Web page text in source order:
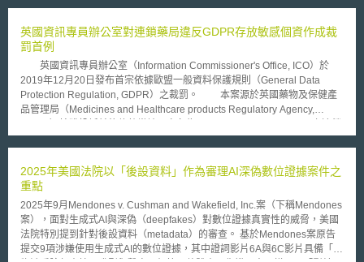
英國資訊專員辦公室對連鎖藥局違反GDPR存放敏感個資作成裁
罰首例
英國資訊專員辦公室（Information Commissioner's Office, ICO）於
2019年12月20日發布首宗依據歐盟一般資料保護規則（General Data
Protection Regulation, GDPR）之裁罰。 本案源於英國藥物及保健產
品管理局（Medicines and Healthcare products Regulatory Agency,
藥局進行藥品違規調查，卻意外發現其後院存放大量敏感個資文件，約五十
日期、NHS號碼、醫療資料及處方籤等患者之個人資料，旋即通報英國資訊
專員辦公室展開調查。最終英國資訊專員辦公室以該藥局違反歐盟一般資料
保護規則（General Data Protection Regulation, GDPR）第5條1項第f款、
第24條第1項及第32條，裁罰275,000英鎊。其裁罰理由如下： 一、隱私政
策並不符合要求，如未述明蒐集個人資料之類別，未訂定個資保存期限，當
事人告知聲明不完備，無當事人權利行使等。 二、無適當安全維護措施
三、涉及敏感性個資，違法情狀嚴重 四、未積極配合調查 五、影響層面甚
2025年美國法院以「後設資料」作為審理AI深偽數位證據案件之
重點
2025年9月Mendones v. Cushman and Wakefield, Inc.案（下稱Mendones
案），面對生成式AI與深偽（deepfakes）對數位證據真實性的威脅，美國
法院特別提到針對後設資料（metadata）的審查。 基於Mendones案原告
提交9項涉嫌使用生成式AI的數位證據，其中證詞影片6A與6C影片具備「人